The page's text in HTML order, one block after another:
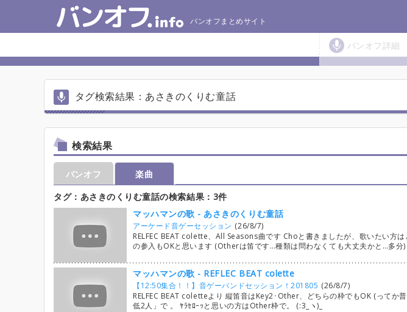
バンオフまとめサイト
バンオフ詳細
タグ検索結果：あさきのくりむ童話
検索結果
バンオフ
楽曲
タグ：あさきのくりむ童話の検索結果：3件
マッハマンの歌 - あさきのくりむ童話
アーケード音ゲーセッション (26/8/7)
RELFEC BEAT colette、All Seasons曲です Choと書きましたが、歌いたい方
の参入もOKと思います (Otherは笛です…種類は問わなくても大丈夫かと…多分
マッハマンの歌 - REFLEC BEAT colette
【12:50集合！！】音ゲーバンドセッション！201805 (26/8/7)
RELFEC BEAT coletteより 縦笛音はKey2･Other、どちらの枠でもOK (ってか
低2人」で 。 ﾔﾗｾﾛｰｯと思いの方はOther枠で。 (:3_ヽ)_